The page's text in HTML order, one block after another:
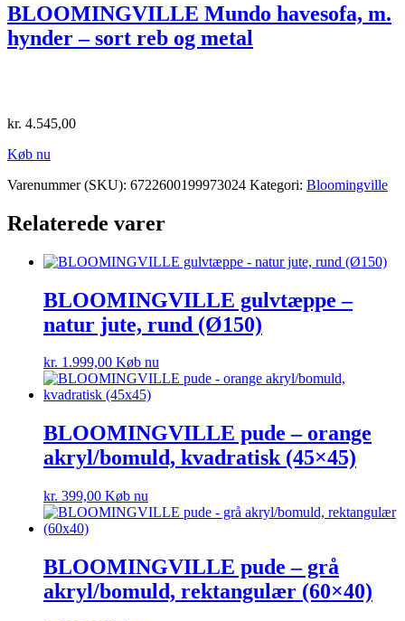
BLOOMINGVILLE Mundo havesofa, m.
hynder – sort reb og metal
kr. 4.545,00
Køb nu
Varenummer (SKU): 6722600199973024 Kategori: Bloomingville
Relaterede varer
BLOOMINGVILLE gulvtæppe –
natur jute, rund (Ø150)
kr. 1.999,00 Køb nu
BLOOMINGVILLE pude – orange
akryl/bomuld, kvadratisk (45×45)
kr. 399,00 Køb nu
BLOOMINGVILLE pude – grå
akryl/bomuld, rektangulær (60×40)